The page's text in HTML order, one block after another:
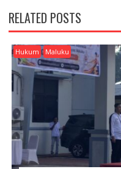
A
V
I
G
A
T
O
N
RELATED POSTS
Hukum Maluku